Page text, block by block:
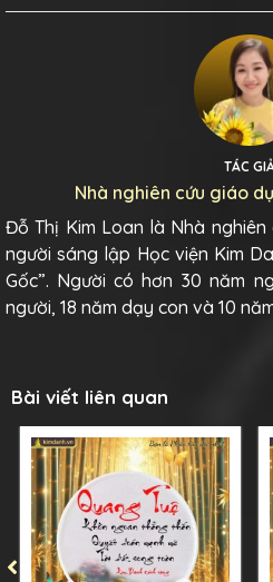
TÁC
Nhà nghiên cứu giáo
Đỗ Thị Kim Loan là Nhà
người sáng lập Học viện Kim
Gốc”. Người có hơn 30 năm
người, 18 năm dạy con và 10
Bài viết liên quan